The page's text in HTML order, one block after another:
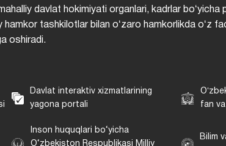
davlat hokimiyati organlari, kadrlar boʻyicha
tashkilotlar bilan oʻzaro hamkorlikda oʻz
oshiradi.
Davlat interaktiv xizmatlarining
yagona portali
fan
Inson huquqlari bo‘yicha
O‘zbekiston Respublikasi Milliy
Bilim